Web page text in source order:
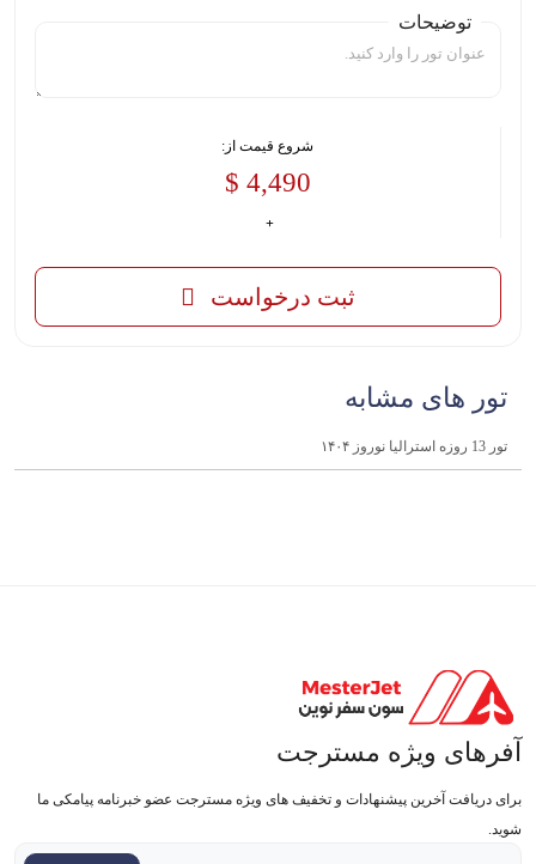
توضیحات
شروع قیمت از:
4,490 $
ثبت درخواست
تور های مشابه
تور 13 روزه استرالیا نوروز ۱۴۰۴
آفرهای ویژه مسترجت
برای دریافت آخرین پیشنهادات و تخفیف های ویژه مسترجت عضو خبرنامه پیامکی ما
شوید.